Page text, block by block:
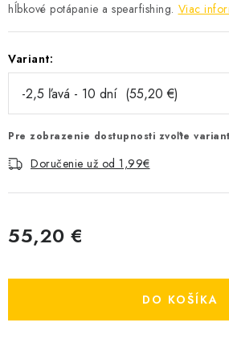
hĺbkové potápanie a spearfishing. Viac
Variant:
Pre zobrazenie dostupnosti zvoľte variant
Doručenie už od 1,99€
55,20 €
DO KOŠÍKA